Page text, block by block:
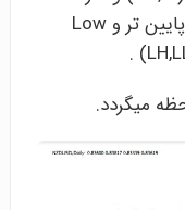
نزولی خوانده می شود اگر High های پایین تر و Low
میگردد.